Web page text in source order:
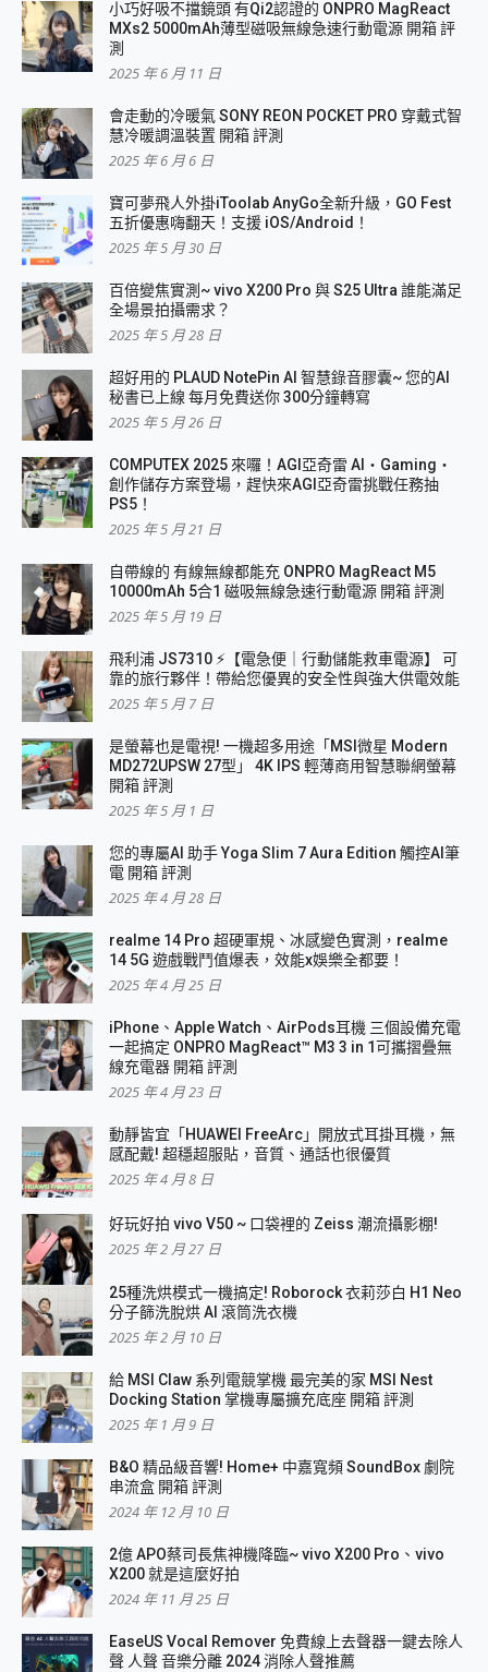
小巧好吸不擋鏡頭 有Qi2認證的 ONPRO MagReact
MXs2 5000mAh薄型磁吸無線急速行動電源 開箱 評
測
2025 年 6 月 11 日
會走動的冷暖氣 SONY REON POCKET PRO 穿戴式智
慧冷暖調溫裝置 開箱 評測
2025 年 6 月 6 日
寶可夢飛人外掛iToolab AnyGo全新升級，GO Fest
五折優惠嗨翻天！支援 iOS/Android！
2025 年 5 月 30 日
百倍變焦實測~ vivo X200 Pro 與 S25 Ultra 誰能滿足
全場景拍攝需求？
2025 年 5 月 28 日
超好用的 PLAUD NotePin AI 智慧錄音膠囊~ 您的AI
秘書已上線 每月免費送你 300分鐘轉寫
2025 年 5 月 26 日
COMPUTEX 2025 來囉！AGI亞奇雷 AI・Gaming・
創作儲存方案登場，趕快來AGI亞奇雷挑戰任務抽
PS5！
2025 年 5 月 21 日
自帶線的 有線無線都能充 ONPRO MagReact M5
10000mAh 5合1 磁吸無線急速行動電源 開箱 評測
2025 年 5 月 19 日
飛利浦 JS7310 ⚡【電急便｜行動儲能救車電源】 可
靠的旅行夥伴！帶給您優異的安全性與強大供電效能
2025 年 5 月 7 日
是螢幕也是電視! 一機超多用途「MSI微星 Modern
MD272UPSW 27型」 4K IPS 輕薄商用智慧聯網螢幕
開箱 評測
2025 年 5 月 1 日
您的專屬AI 助手 Yoga Slim 7 Aura Edition 觸控AI筆
電 開箱 評測
2025 年 4 月 28 日
realme 14 Pro 超硬軍規、冰感變色實測，realme
14 5G 遊戲戰鬥值爆表，效能x娛樂全都要！
2025 年 4 月 25 日
iPhone、Apple Watch、AirPods耳機 三個設備充電
一起搞定 ONPRO MagReact™ M3 3 in 1可攜摺疊無
線充電器 開箱 評測
2025 年 4 月 23 日
動靜皆宜「HUAWEI FreeArc」開放式耳掛耳機，無
感配戴! 超穩超服貼，音質、通話也很優質
2025 年 4 月 8 日
好玩好拍 vivo V50 ~ 口袋裡的 Zeiss 潮流攝影棚!
2025 年 2 月 27 日
25種洗烘模式一機搞定! Roborock 衣莉莎白 H1 Neo
分子篩洗脫烘 AI 滾筒洗衣機
2025 年 2 月 10 日
給 MSI Claw 系列電競掌機 最完美的家 MSI Nest
Docking Station 掌機專屬擴充底座 開箱 評測
2025 年 1 月 9 日
B&O 精品級音響! Home+ 中嘉寬頻 SoundBox 劇院
串流盒 開箱 評測
2024 年 12 月 10 日
2億 APO蔡司長焦神機降臨~ vivo X200 Pro、vivo
X200 就是這麼好拍
2024 年 11 月 25 日
EaseUS Vocal Remover 免費線上去聲器一鍵去除人
聲 人聲 音樂分離 2024 消除人聲推薦